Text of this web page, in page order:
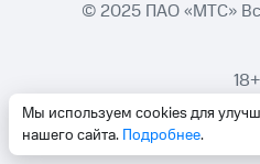
Мы используем cookies для
нашего сайта. Подробнее.
© 2025 ПАО «МТС»
18+